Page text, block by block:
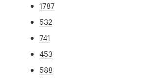
1787
532
741
453
588